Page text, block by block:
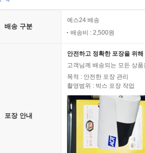
배송 구분
예스24 배송
배송비 : 2,500원
포장 안내
안전하고 정확한 포장을 위
고객님께 배송되는 모든 상
목적 : 안전한 포장 관리
촬영범위 : 박스 포장 작업